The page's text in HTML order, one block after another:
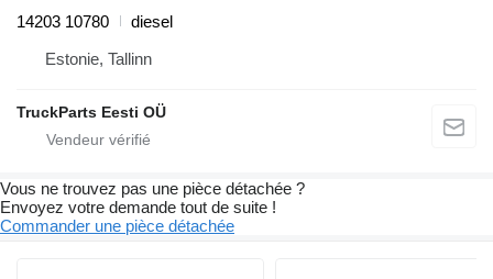
14203 10780
diesel
Estonie, Tallinn
TruckParts Eesti OÜ
Vous ne trouvez pas une pièce détachée ?
Envoyez votre demande tout de suite !
Commander une pièce détachée